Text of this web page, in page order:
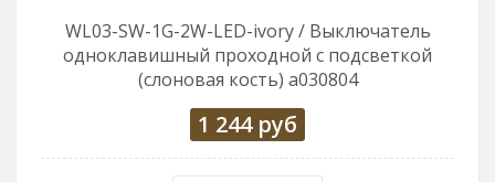
WL03-SW-1G-2W-LED-ivory / Выключатель
одноклавишный проходной с подсветкой
(слоновая кость) a030804
1 244руб